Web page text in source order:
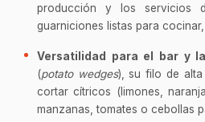
producción y los servicios
guarniciones listas para
Versatilidad para el bar y
(potato wedges), su filo de alta
cortar cítricos (limones,
manzanas, tomates o cebollas